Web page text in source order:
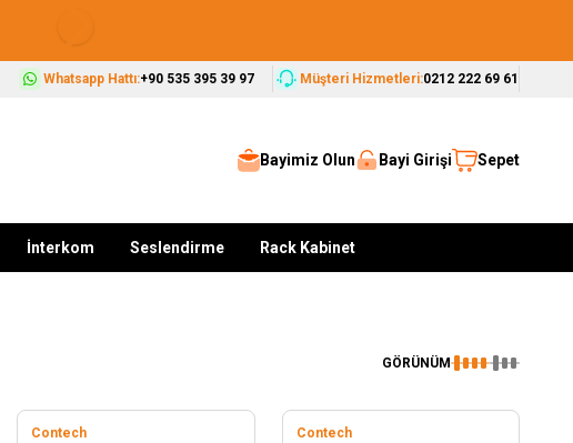
Whatsapp Hattı:+90 535 395 39 97 Müşteri Hizmetleri:0212 222 69 61
Bayimiz Olun Bayi Girişi Sepet
İnterkom Seslendirme Rack Kabinet
GÖRÜNÜM
Contech
Contech